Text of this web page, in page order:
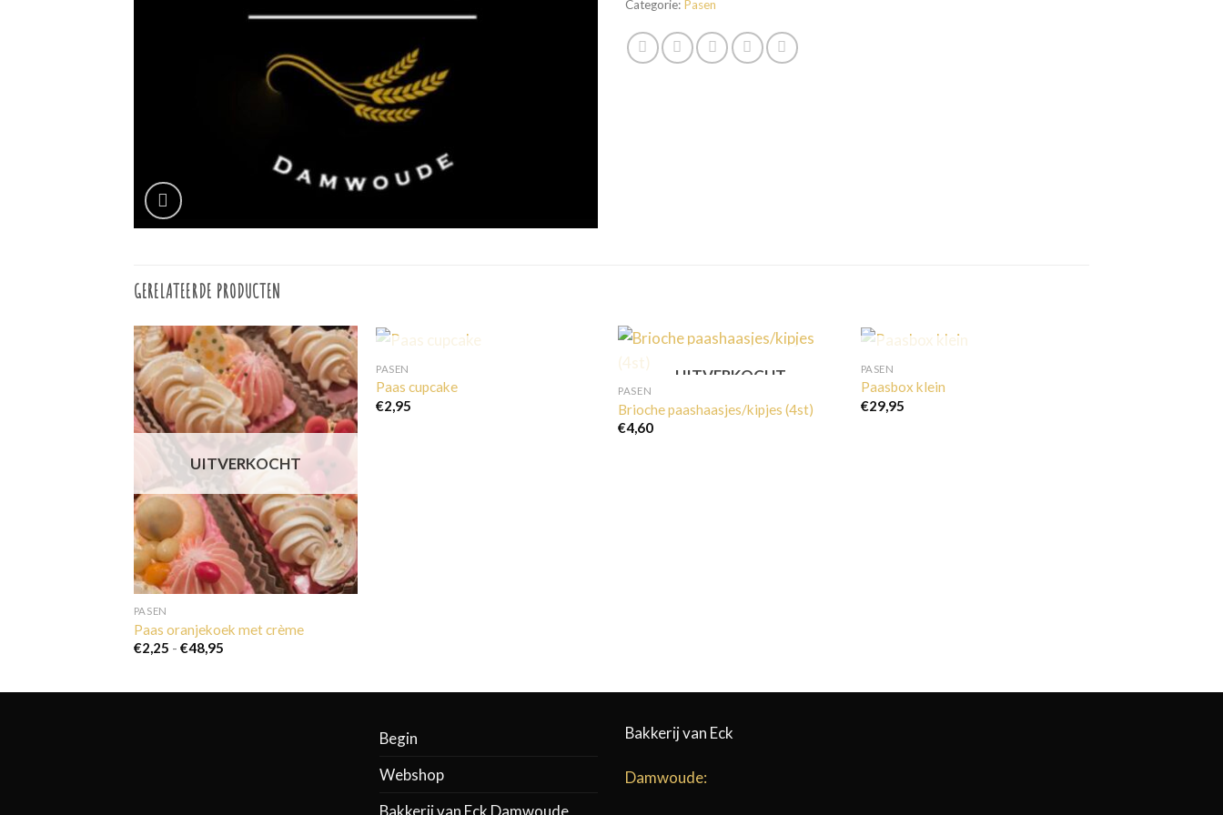
Categorie: Pasen
GERELATEERDE PRODUCTEN
UITVERKOCHT
PASEN
Paas oranjekoek met crème
€2,25 - €48,95Prijsklasse:
PASEN
Paas cupcake
€2,95
UITVERKOCHT
PASEN
Brioche paashaasjes/kipjes (4st)
€4,60
PASEN
Paasbox klein
€29,95
Begin
Webshop
Bakkerij van Eck Damwoude
Bakkerij van Eck
Damwoude: